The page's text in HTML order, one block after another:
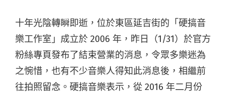
十年光陰轉瞬即逝，位於東區延吉街的「硬搞音
樂工作室」成立於 2006 年，昨日（1/31）於官方
粉絲專頁發布了結束營業的消息，令眾多樂迷為
之惋惜，也有不少音樂人得知此消息後，相繼前
往拍照留念。硬搞音樂表示，從 2016 年二月份